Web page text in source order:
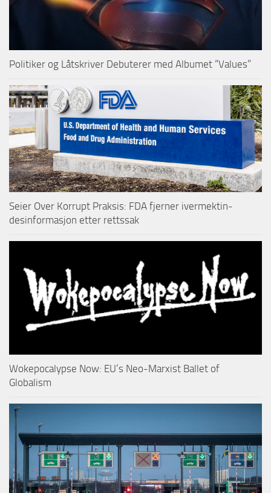
Politiker og Låtskriver Debuterer med Albumet “Values”
Seier Over Korrupt Praksis: FDA fjerner ivermektin-
desinformasjon etter rettssak
Wokepocalypse Now: EU’s Neo-Marxist Ballet of
Globalism